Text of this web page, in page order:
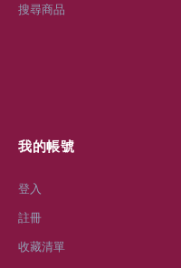
搜尋商品
我的帳號
登入
註冊
收藏清單